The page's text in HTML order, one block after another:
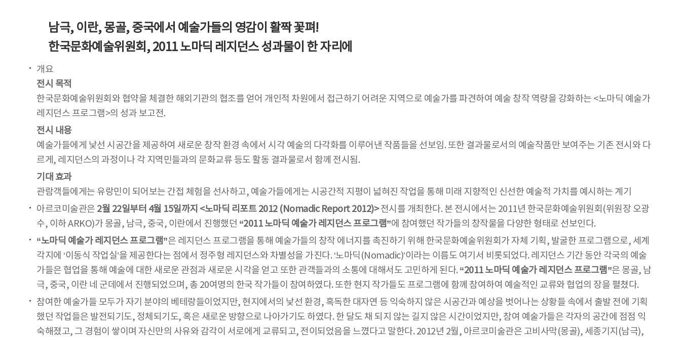
남극, 이란, 몽골, 중국에서 예술가들의 영감이 활짝 꽃펴!
한국문화예술위원회, 2011 노마딕 레지던스 성과물이 한 자리에
개요
전시 목적
한국문화예술위원회와 협약을 체결한 해외기관의 협조를 얻어 개인적 차원에서 접근하기 어려운 지역으로 예술가를 파견하여 예술 창작 역량을 강화하는 <노마딕 예술가
레지던스 프로그램>의 성과 보고전.
전시 내용
예술가들에게 낯선 시공간을 제공하여 새로운 창작 환경 속에서 시각 예술의 다각화를 이루어낸 작품들을 선보임. 또한 결과물로서의 예술작품만 보여주는 기존 전시와 다
르게, 레지던스의 과정이나 각 지역민들과의 문화교류 등도 활동 결과물로서 함께 전시됨.
기대 효과
관람객들에게는 유랑민이 되어보는 간접 체험을 선사하고, 예술가들에게는 시공간적 지평이 넓혀진 작업을 통해 미래 지향적인 신선한 예술적 가치를 예시하는 계기
아르코미술관은 2월 22일부터 4월 15일까지 <노마딕 리포트 2012 (Nomadic Report 2012)>전시를 개최한다. 본 전시에서는 2011년 한국문화예술위원회(위원장 오광
수, 이하 ARKO)가 몽골, 남극, 중국, 이란에서 진행했던 “2011 노마딕 예술가 레지던스 프로그램”에 참여했던 작가들의 창작물을 다양한 형태로 선보인다.
“노마딕 예술가 레지던스 프로그램”은 레지던스 프로그램을 통해 예술가들의 창작 에너지를 촉진하기 위해 한국문화예술위원회가 자체 기획, 발굴한 프로그램으로, 세계
각지에 ‘이동식 작업실’을 제공한다는 점에서 정주형 레지던스와 차별성을 가진다. ‘노마딕(Nomadic)’이라는 이름도 여기서 비롯되었다. 레지던스 기간 동안 각국의 예술
가들은 협업을 통해 예술에 대한 새로운 관점과 새로운 시각을 얻고 또한 관객들과의 소통에 대해서도 고민하게 된다. “2011 노마딕 예술가 레지던스 프로그램”은 몽골, 남
극, 중국, 이란 네 군데에서 진행되었으며, 총 20여명의 한국 작가들이 참여하였다. 또한 현지 작가들도 프로그램에 함께 참여하여 예술적인 교류와 협업의 장을 펼쳤다.
참여한 예술가들 모두가 자기 분야의 베테랑들이었지만, 현지에서의 낯선 환경, 혹독한 대자연 등 익숙하지 않은 시공간과 예상을 벗어나는 상황들 속에서 출발 전에 기획
했던 작업들은 발전되기도, 정체되기도, 혹은 새로운 방향으로 나아가기도 하였다. 한 달도 채 되지 않는 길지 않은 시간이었지만, 참여 예술가들은 각자의 공간에 점점 익
숙해졌고, 그 경험이 쌓이며 자신만의 사유와 감각이 서로에게 교류되고, 전이되었음을 느꼈다고 말한다. 2012년 2월, 아르코미술관은 고비사막(몽골), 세종기지(남극),